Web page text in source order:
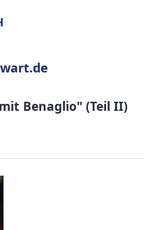
Benaglio" (Teil II)